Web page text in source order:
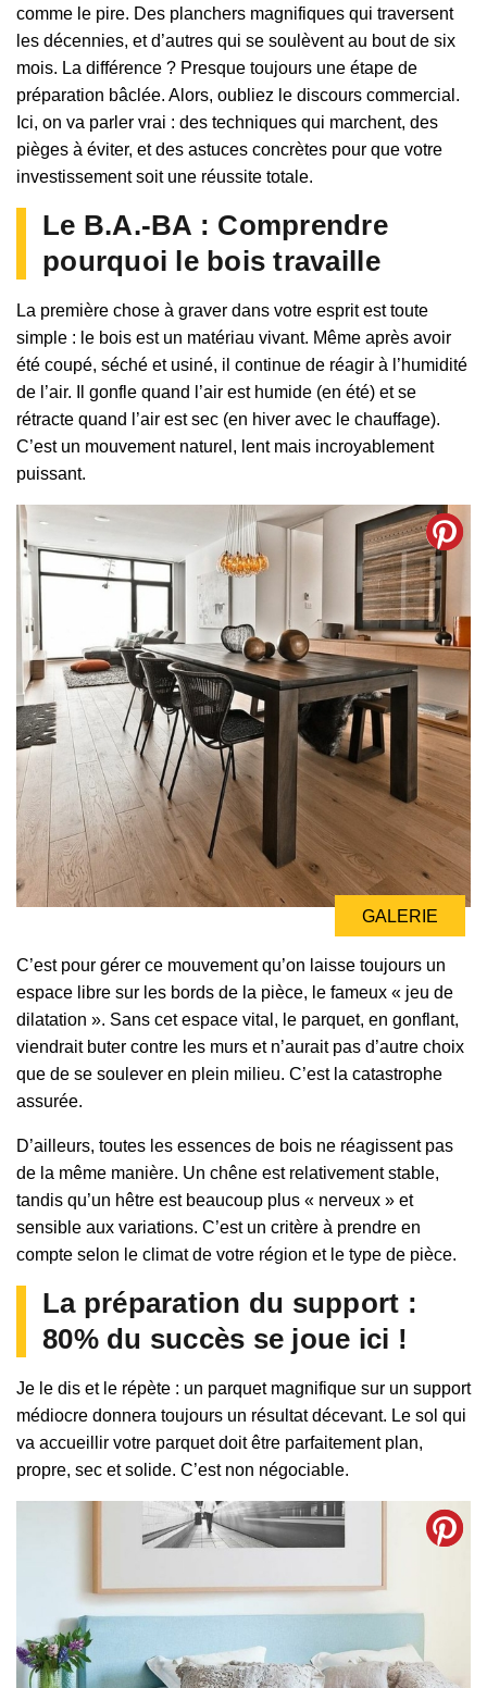
comme le pire. Des planchers magnifiques qui traversent
les décennies, et d’autres qui se soulèvent au bout de six
mois. La différence ? Presque toujours une étape de
préparation bâclée. Alors, oubliez le discours commercial.
Ici, on va parler vrai : des techniques qui marchent, des
pièges à éviter, et des astuces concrètes pour que votre
investissement soit une réussite totale.
Le B.A.-BA : Comprendre
pourquoi le bois travaille
La première chose à graver dans votre esprit est toute
simple : le bois est un matériau vivant. Même après avoir
été coupé, séché et usiné, il continue de réagir à l’humidité
de l’air. Il gonfle quand l’air est humide (en été) et se
rétracte quand l’air est sec (en hiver avec le chauffage).
C’est un mouvement naturel, lent mais incroyablement
puissant.
GALERIE
C’est pour gérer ce mouvement qu’on laisse toujours un
espace libre sur les bords de la pièce, le fameux « jeu de
dilatation ». Sans cet espace vital, le parquet, en gonflant,
viendrait buter contre les murs et n’aurait pas d’autre choix
que de se soulever en plein milieu. C’est la catastrophe
assurée.
D’ailleurs, toutes les essences de bois ne réagissent pas
de la même manière. Un chêne est relativement stable,
tandis qu’un hêtre est beaucoup plus « nerveux » et
sensible aux variations. C’est un critère à prendre en
compte selon le climat de votre région et le type de pièce.
La préparation du support :
80% du succès se joue ici !
Je le dis et le répète : un parquet magnifique sur un support
médiocre donnera toujours un résultat décevant. Le sol qui
va accueillir votre parquet doit être parfaitement plan,
propre, sec et solide. C’est non négociable.